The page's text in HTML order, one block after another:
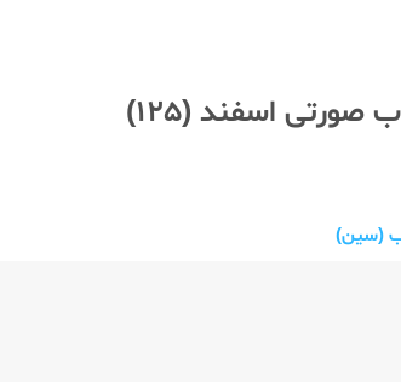
اسفند (125)
(سین)